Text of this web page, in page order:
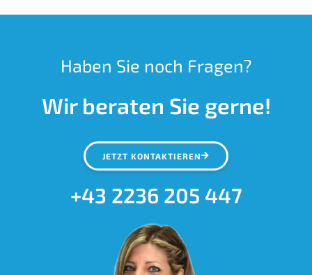
Haben Sie noch Fragen?
Wir beraten Sie gerne!
JETZT KONTAKTIEREN
+43 2236 205 447